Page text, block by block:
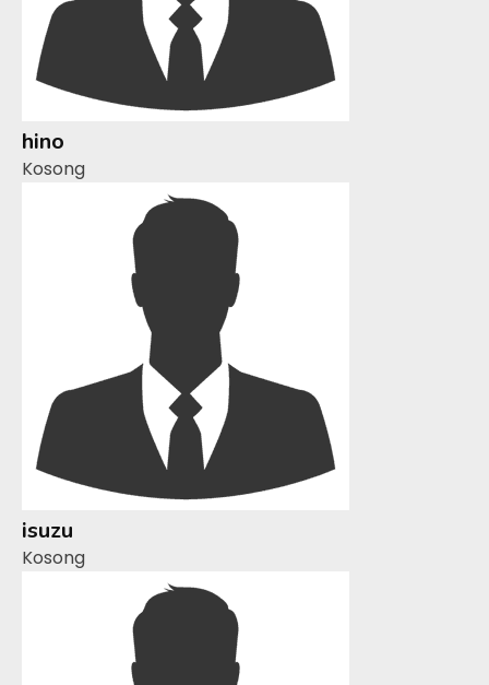
hino
Kosong
isuzu
Kosong